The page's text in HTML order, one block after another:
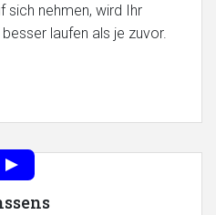
sich nehmen, wird Ihr
laufen als je zuvor.